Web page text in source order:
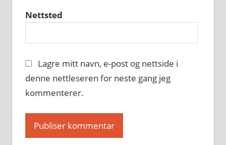
Nettsted
Lagre mitt navn, e-post og nettside i
denne nettleseren for neste gang jeg
kommenterer.